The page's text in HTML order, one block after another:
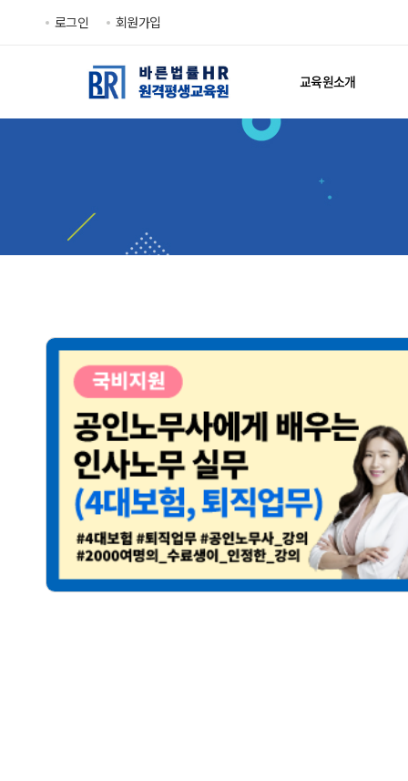
로그인 회원가입
교육원소개